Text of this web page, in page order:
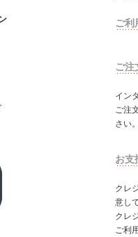
ご利
ご注
イン
ご注
さい。
お支
クレ
意し
クレ
ご利